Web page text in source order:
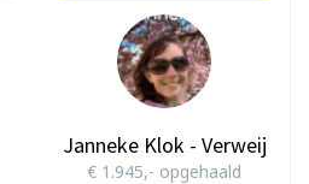
Janneke Klok - Verweij
€ 1.945,- opgehaald